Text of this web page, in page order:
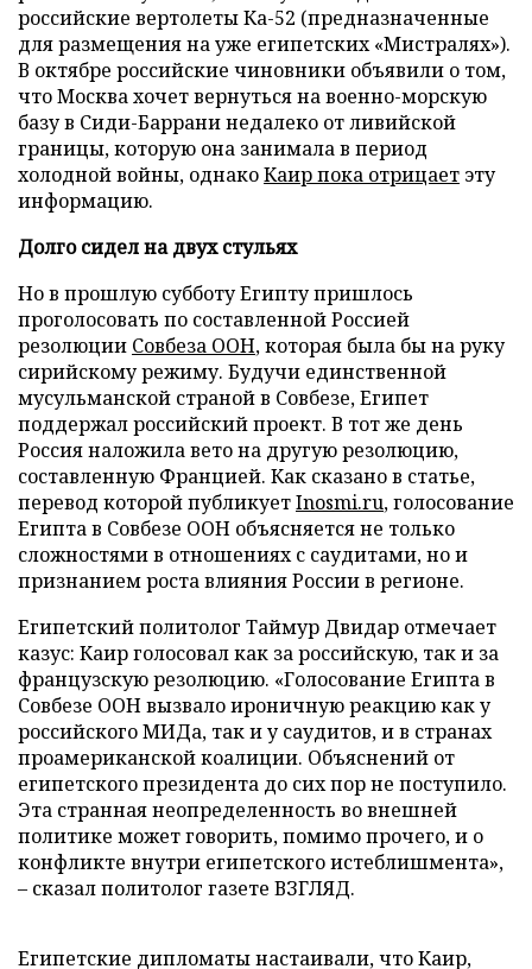
российские вертолеты Ка-52 (предназначенные
для размещения на уже египетских «Мистралях»).
В октябре российские чиновники объявили о том,
что Москва хочет вернуться на военно-морскую
базу в Сиди-Баррани недалеко от ливийской
границы, которую она занимала в период
холодной войны, однакоКаир пока отрицает эту
информацию.
Долго сидел на двух стульях
Но в прошлую субботу Египту пришлось
проголосовать по составленной Россией
резолюции Совбеза ООН, которая была бы на руку
сирийскому режиму. Будучи единственной
мусульманской страной в Совбезе, Египет
поддержал российский проект. В тот же день
Россия наложила вето на другую резолюцию,
составленную Францией. Как сказано в статье,
перевод которой публикуетInosmi.ru, голосование
Египта в Совбезе ООН объясняется не только
сложностями в отношениях с саудитами, но и
признанием роста влияния России в регионе.
Египетский политолог Таймур Двидар отмечает
казус: Каир голосовал как за российскую, так и за
французскую резолюцию. «Голосование Египта в
Совбезе ООН вызвало ироничную реакцию как у
российского МИДа, так и у саудитов, и в странах
проамериканской коалиции. Объяснений от
египетского президента до сих пор не поступило.
Эта странная неопределенность во внешней
политике может говорить, помимо прочего, и о
конфликте внутри египетского истеблишмента»,
– сказал политолог газете ВЗГЛЯД.
Египетские дипломаты настаивали, что Каир,